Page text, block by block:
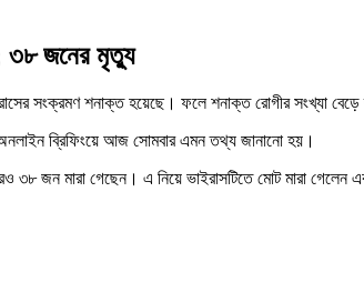
৩৮ জনের মৃত্যু
সংক্রমণ শনাক্ত হয়েছে। ফলে শনাক্ত রোগীর সংখ্যা
অনলাইন ব্রিফিংয়ে আজ সোমবার এমন তথ্য জানানো হয়।
জন মারা গেছেন। এ নিয়ে ভাইরাসটিতে মোট মারা গেলেন